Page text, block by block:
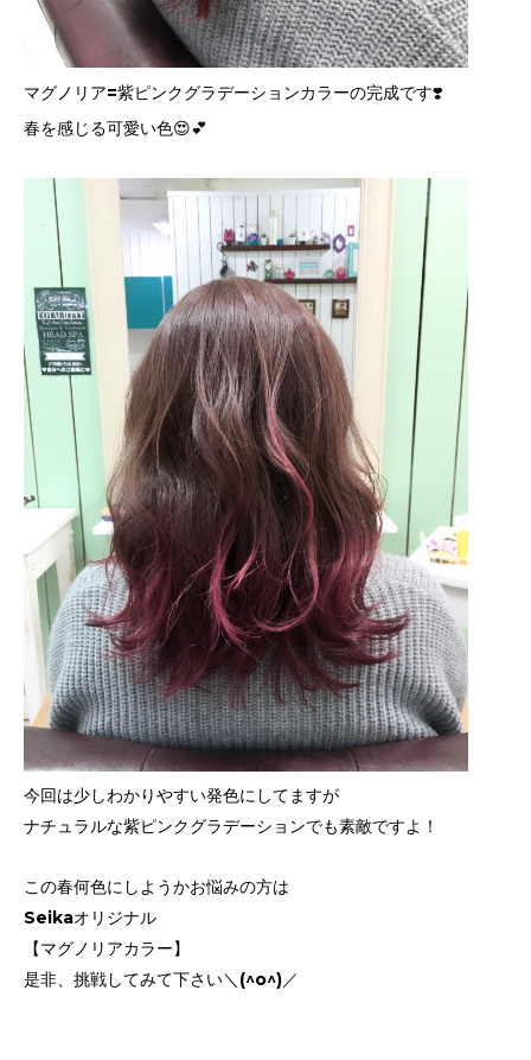
マグノリア=紫ピンクグラデーションカラーの完成です❣️
春を感じる可愛い色😍💕
今回は少しわかりやすい発色にしてますが
ナチュラルな紫ピンクグラデーションでも素敵ですよ！
この春何色にしようかお悩みの方は
Seikaオリジナル
【マグノリアカラー】
是非、挑戦してみて下さい＼(^o^)／